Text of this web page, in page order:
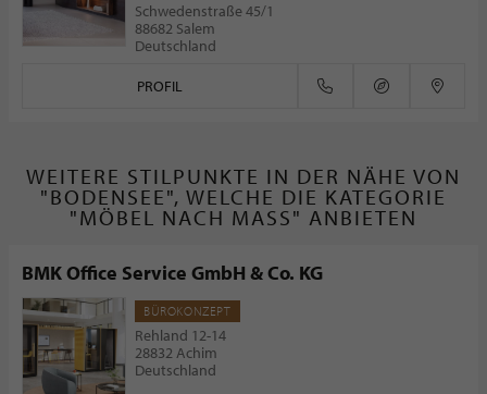
Schwedenstraße 45/1
88682 Salem
Deutschland
PROFIL
WEITERE STILPUNKTE IN DER NÄHE VON
"BODENSEE", WELCHE DIE KATEGORIE
"MÖBEL NACH MASS" ANBIETEN
BMK Office Service GmbH & Co. KG
BÜROKONZEPT
Rehland 12-14
28832 Achim
Deutschland